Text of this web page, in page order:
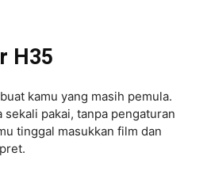
H35
kamu yang masih pemula.
pakai, tanpa pengaturan
tinggal masukkan film dan